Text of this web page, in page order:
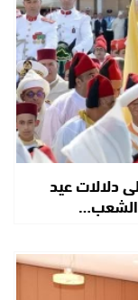
دلالات عيد